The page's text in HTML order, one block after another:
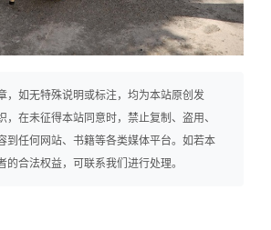
，如无特殊说明或标注，均为本站原创发
，在未征得本站同意时，禁止复制、盗用、
到任何网站、书籍等各类媒体平台。如若本
的合法权益，可联系我们进行处理。